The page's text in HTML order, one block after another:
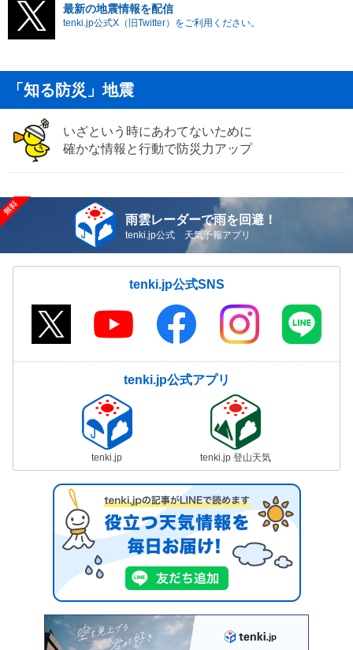
最新の地震情報を配信
tenki.jp公式X（旧Twitter）をご利用ください。
「知る防災」地震
いざという時にあわてないために
確かな情報と行動で防災力アップ
雨雲レーダーで雨を回避！
tenki.jp公式 天気予報アプリ
tenki.jp公式SNS
tenki.jp公式アプリ
tenki.jp tenki.jp 登山天気